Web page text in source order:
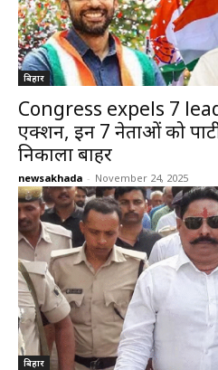
बिहार
Congress expels 7
एक्शन, इन 7 नेताओं को
निकाला बाहर
newsakhada - November 24, 2025
बिहार